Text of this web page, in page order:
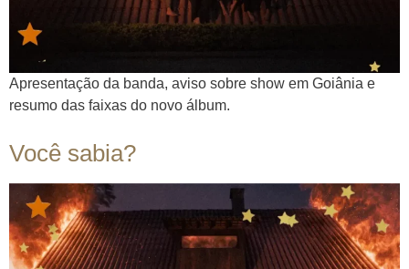
Apresentação da banda, aviso sobre show em Goiânia e
resumo das faixas do novo álbum.
Você sabia?